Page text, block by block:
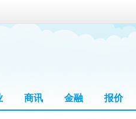
商讯 金融 报价